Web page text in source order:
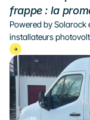
frappe : la
Powered by Solarock
installateurs
marque, votre
aux outils, aux leads